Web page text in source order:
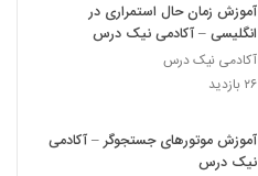
آموزش زمان حال استمراری در
انگلیسی – آکادمی نیک درس
آکادمی نیک درس
۲۶ بازدید
آموزش موتورهای جستجوگر – آکادمی
نیک درس